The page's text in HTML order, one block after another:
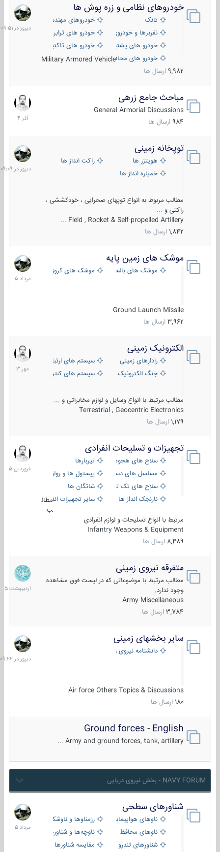
خودروهای نظامی و زره پوش ها
تانک
خودروهای مهندسی
نفربرها و خودروی های رزمی پیاده نظام
خودرو های ترابری نظامی
خودرو های پشتیبانی آتش ، شناسایی و ضد تانک
خودرو های تاکتیکی نظامی
خودرو های محافظت شدهMilitary Armored Vehicle
9,982 ارسال ها
دیروز
در
09:51
مباحث جامع زرهی
General Armorial Discussions
984 ارسال ها
7
آذر
1404
توپخانه زمینی
هویتزر ها
راکت انداز ها
خمپاره انداز ها
مطالب مربوط به انواع توپهای صحرایی ، خودکششی ،
راکتی و ...
Field , Rocket & Self-propelled Artillery ...
1,842 ارسال ها
دیروز
در
09:09
موشک های زمین پایه
موشک های بالستیک موشک های کروز
Ground Launch Missile
3,962 ارسال ها
2
مرداد
1405
الکترونیک زمینی
رادارهای زمینی
سیستم های ارتباطی و جمع آوری
جنگ الکترونیک
سیستم های کنترل آتش و تجهیزات
مطالب مرتبط با انواع وسایل و لوازم مخابراتی و ...
Terrestrial , Geocentric Electronics
1,179 ارسال ها
1
مهر
1403
تجهیزات و تسلیحات انفرادی
سلاح های هجومی
تیربارها
مسلسل های دستی
پیستول ها و رولورها
سلاح های تک تیر اندازیشاتگان ها
نارنجک انداز ها
سایر تجهیزات انفرادی
مطال
ب
مرتبط با انواع تسلیحات و لوازم انفرادی
Infantry Weapons & Equipment
8,489 ارسال ها
17
فروردین
1405
متفرقه نیروی زمینی
مطالب مرتبط با موضوعاتی که در لیست فوق مشاهده
وجود ندارد.
Army Miscellaneous
3,784 ارسال ها
27
1405
سایر بخشهای زمینی
دانشنامه نیروی زمینی
Air force Others Topics & Discussions
180 ارسال ها
دیروز
در
09:22
Ground forces - English
Army and ground forces, tank, artillery ...
NAVY FORUM - بخش نیروی دریایی
شناورهای سطحی
ناوهای هواپیمابر و بالگرد بررزمناوها و ناوشکن‌ها
ناوهای محافظ
ناوچه‌ها و شناورهای گشتی
شناورهای تندرو
مقایسه شناورها
2
مرداد
1405